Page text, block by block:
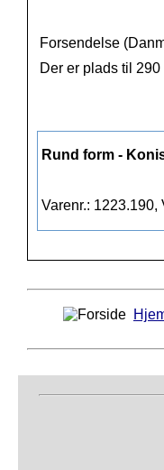
Forsendelse
Der er plads til
Rund form -
Varenr.: 1223.190,